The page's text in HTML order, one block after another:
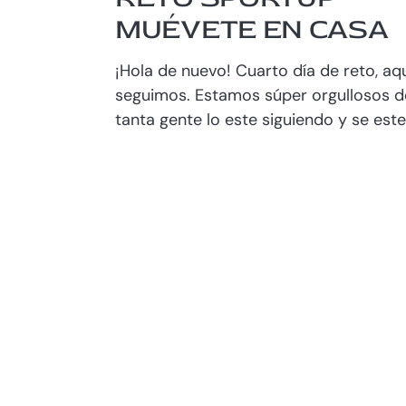
MUÉVETE EN CASA
¡Hola de nuevo! Cuarto día de reto,
seguimos. Estamos súper orgullosos
tanta gente lo este siguiendo y se